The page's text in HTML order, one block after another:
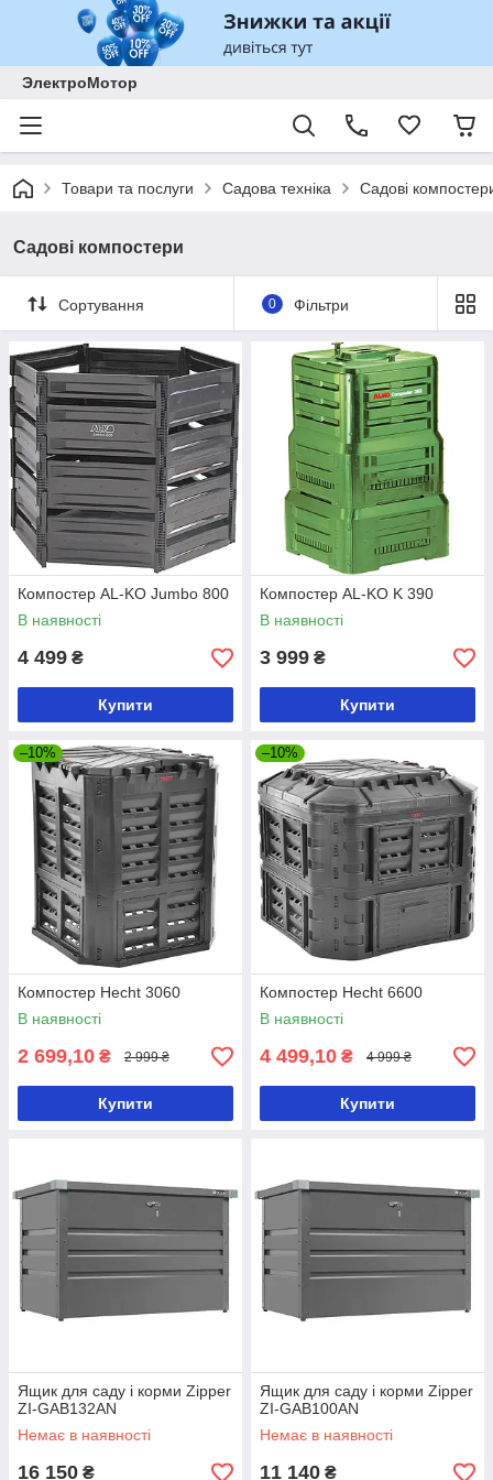
ЭлектроМотор
Товари та послуги Садова техніка Садові
Садові компостери
Сортування 0 Фільтри
Компостер AL-KO Jumbo 800
В наявності
4 499 ₴
Купити
Компостер AL-KO K 390
В наявності
3 999 ₴
Купити
–10%
Компостер Hecht 3060
В наявності
2 699,10 ₴ 2 999 ₴
Купити
–10%
Компостер Hecht 6600
В наявності
4 499,10 ₴ 4 999 ₴
Купити
Ящик для саду і корми Zipper
ZI-GAB132AN
Немає в наявності
16 150 ₴
Ящик для саду і корми Zipper
ZI-GAB100AN
Немає в наявності
11 140 ₴